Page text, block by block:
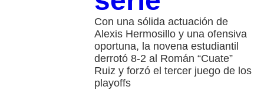
Con una sólida actuación de
Alexis Hermosillo y una ofensiva
oportuna, la novena estudiantil
derrotó 8-2 al Román “Cuate”
Ruiz y forzó el tercer juego de los
playoffs